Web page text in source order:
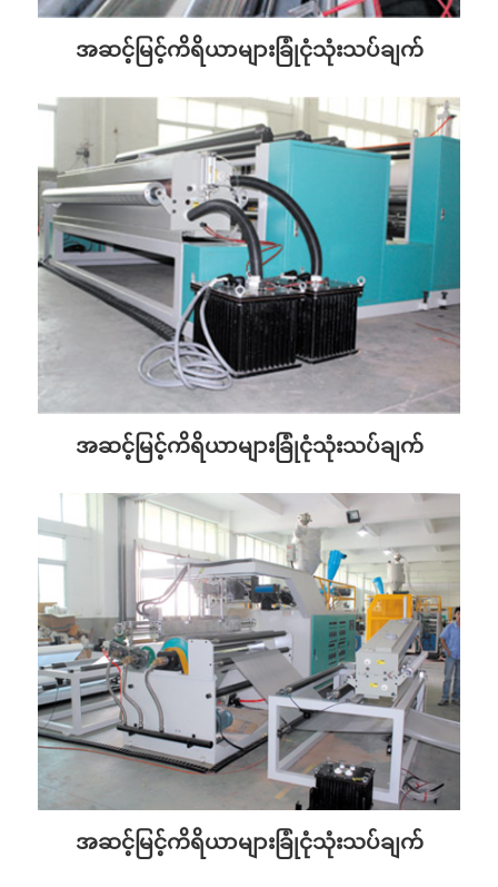
အဆင့်မြင့်ကိရိယာများခြုံငုံသုံးသပ်ချက်
အဆင့်မြင့်ကိရိယာများခြုံငုံသုံးသပ်ချက်
အဆင့်မြင့်ကိရိယာများခြုံငုံသုံးသပ်ချက်